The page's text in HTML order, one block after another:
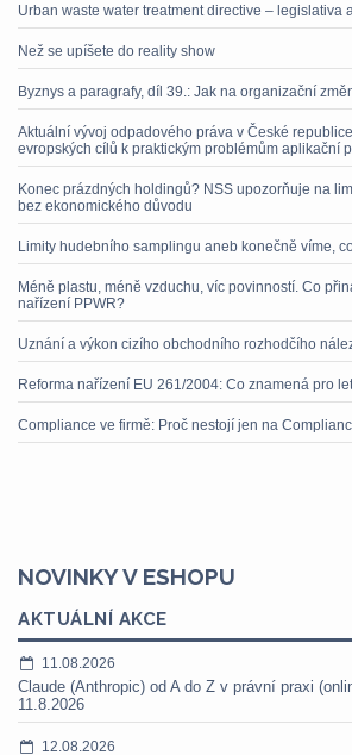
Urban waste water treatment directive – legislativa
Než se upíšete do reality show
Byznys a paragrafy, díl 39.: Jak na organizační
Aktuální vývoj odpadového práva v České
evropských cílů k praktickým problémům aplikační
Konec prázdných holdingů? NSS upozorňuje na
bez ekonomického důvodu
Limity hudebního samplingu aneb konečně víme,
Méně plastu, méně vzduchu, víc povinností. Co
nařízení PPWR?
Uznání a výkon cizího obchodního rozhodčího
Reforma nařízení EU 261/2004: Co znamená pro
Compliance ve firmě: Proč nestojí jen na
NOVINKY V ESHOPU
AKTUÁLNÍ AKCE
11.08.2026
Claude (Anthropic) od A do Z v právní praxi
11.8.2026
12.08.2026